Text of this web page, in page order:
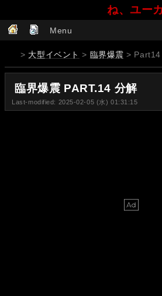
ね、ユー
Menu
> 大型イベント > 臨界爆震 >
臨界爆震 PART.14 分解
Last-modified: 2025-02-05 (水) 01:31:15